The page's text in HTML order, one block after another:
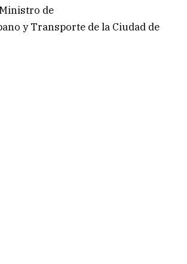
de
y Transporte de la Ciudad de